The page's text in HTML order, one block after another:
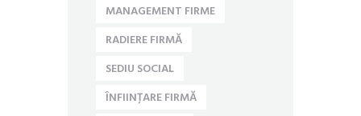
MANAGEMENT FIRME
RADIERE FIRMĂ
SEDIU SOCIAL
ÎNFIINȚARE FIRMĂ